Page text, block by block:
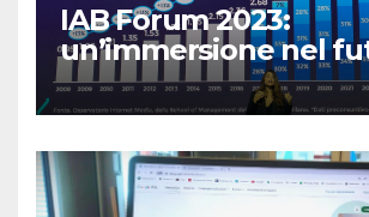
IAB Forum 2023:
un’immersione nel
Marketing Digitale”